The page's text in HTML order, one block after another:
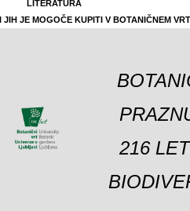
LITERATURA
JE MOGOČE KUPITI V BOTANIČNEM
216